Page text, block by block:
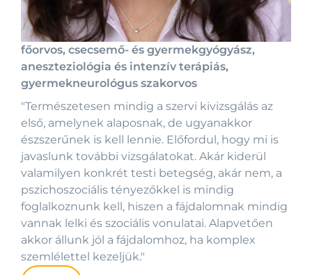
főorvos, csecsemő- és gyermekgyógyász,
aneszteziológia és intenzív terápiás,
gyermekneurológus szakorvos
"Természetesen mindig a szervi kivizsgálás az
első, amelynek alaposnak, de ugyanakkor
észszerűnek is kell lennie. Előfordul, hogy mi is
javaslunk további vizsgálatokat. Akár kiderül
valamilyen konkrét testi betegség, akár nem, a
pszichoszociális tényezőkkel is mindig
foglalkoznunk kell, hiszen a fájdalomnak mindig
vannak lelki és szociális vonulatai. Alapvetően
akkor állunk jól a fájdalomhoz, ha komplex
szemlélettel kezeljük."